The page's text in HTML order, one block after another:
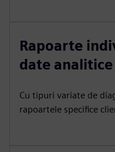
Rapoarte
date
Cu tipuri variate de
rapoartele specifice